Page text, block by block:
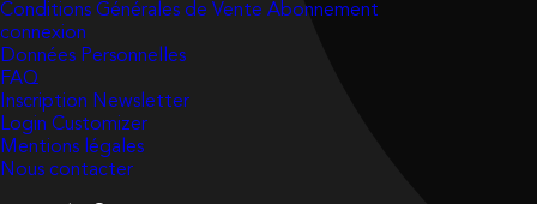
Conditions Générales de Vente Abonnement
connexion
Données Personnelles
FAQ
Inscription Newsletter
Login Customizer
Mentions légales
Nous contacter